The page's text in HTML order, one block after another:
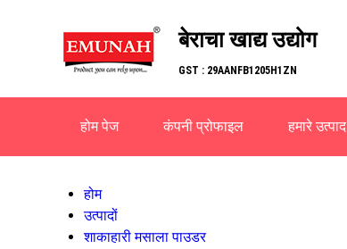
बेराचा खाद्य उद्योग
GST : 29AANFB1205H1ZN
होम पेज कंपनी प्रोफाइल हमारे उत्पाद
होम
उत्पादों
शाकाहारी मसाला पाउडर